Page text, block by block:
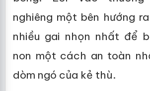
nghiêng một bên hướng
nhiều gai nhọn nhất để
non một cách an toàn
dòm ngó của kẻ thù.